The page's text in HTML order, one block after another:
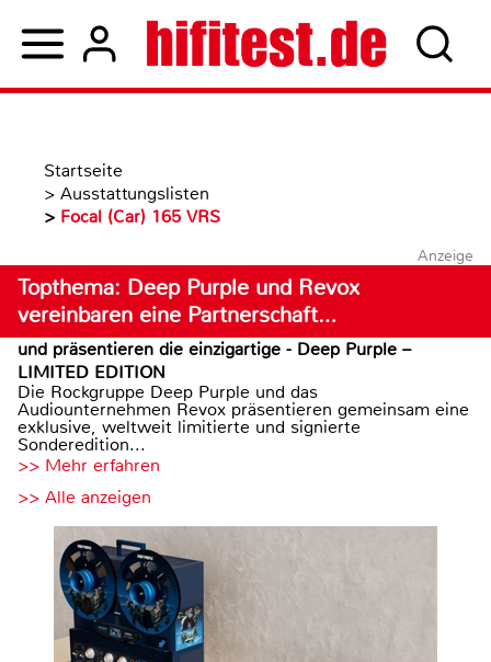
Startseite
> Ausstattungslisten
> Focal (Car) 165 VRS
Anzeige
Topthema: Deep Purple und Revox
vereinbaren eine Partnerschaft…
und präsentieren die einzigartige - Deep Purple –
LIMITED EDITION
Die Rockgruppe Deep Purple und das
Audiounternehmen Revox präsentieren gemeinsam eine
exklusive, weltweit limitierte und signierte
Sonderedition...
>> Mehr erfahren
>> Alle anzeigen